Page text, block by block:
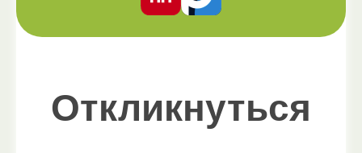
Откликнуться